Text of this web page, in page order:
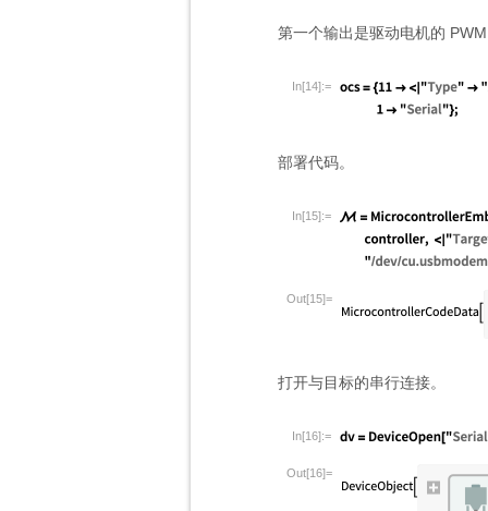
第一个输出是驱动电机的
In[14]:=
部署代码。
In[15]:=
Out[15]=
打开与目标的串行连接。
In[16]:=
Out[16]=